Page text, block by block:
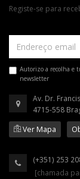
Registe-se para
Autorizo a recolha e
newsletter
Av. Dr.
4715-558
Ver Mapa
(+351) 253
[chamada